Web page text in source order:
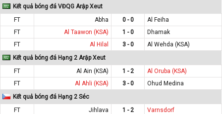
Kết quả bóng đá VĐQG Arập Xeut
FT
Abha 0 - 0
Al Feiha
FT
Al Taawon (KSA) 1 - 0
Dhamak
FT
Al Hilal 3 - 0
Al Wehda (KSA)
Kết quả bóng đá Hạng 2 Arập Xeut
FT
Al Ain (KSA) 1 - 2
Al Oruba (KSA)
FT
Al Ahli (KSA) 3 - 0
Ohud Medina
Kết quả bóng đá Hạng 2 Séc
FT
Jihlava 1 - 2
Varnsdorf